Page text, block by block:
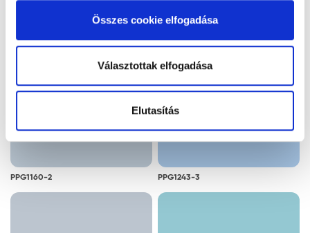
alkalmazását. A "Részletek megjelenítése” gombra
kattintással megismerheti és beállíthatja, hogy mely
cookie alkalmazását fogadja el.
Összes cookie elfogadása
Választottak elfogadása
Elutasítás
PPG1160-2 PPG1243-3